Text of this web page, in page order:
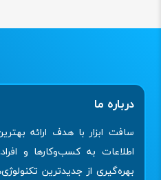
درباره ما
سافت ابزار با هدف ارائه
اطلاعات به کسب‌وکارها و
بهره‌گیری از جدیدترین